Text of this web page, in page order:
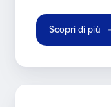
Scopri di più